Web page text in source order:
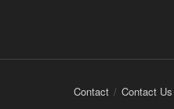
Contact Contact Us